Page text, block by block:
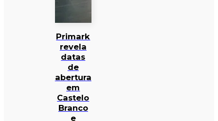
Primark
revela
datas
de
abertura
em
Castelo
Branco
e